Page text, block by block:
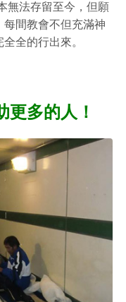
無法存留至今，但願
間教會不但充滿神
全的行出來。
更多的人！